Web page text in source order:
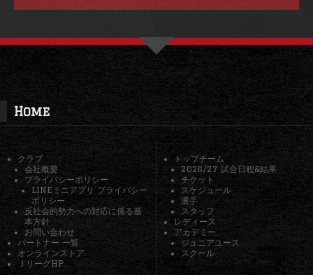
Home
クラブ
会社概要
プライバシーポリシー
LINEミニアプリ プライバシー
ポリシー
反社会的勢力への対応に係る基
本方針
お問い合わせ
パートナー 一覧
オンラインストア
ＪリーグHP
トップチーム
2026/27 試合日程&結果
チケット
スケジュール
選手
スタッフ
レディース
アカデミー
ジュニアユース
スクール